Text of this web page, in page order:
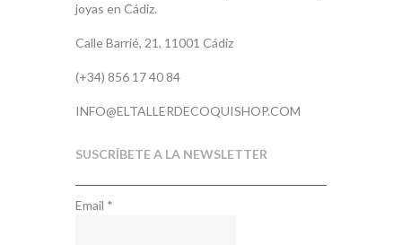
joyas en Cádiz.
Calle Barrié, 21, 11001 Cádiz
(+34) 856 17 40 84
INFO@ELTALLERDECOQUISHOP.COM
SUSCRÍBETE A LA NEWSLETTER
Email *